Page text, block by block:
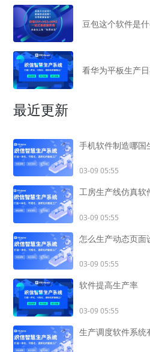
豆包这个软件是
看华为平板生产
最近更新
手机软件制造哪国
03-09 05:55
工房生产线仿真软
03-09 05:55
怎么生产动态页面
03-09 05:55
软件提高生产率
03-09 05:55
生产调度软件系统